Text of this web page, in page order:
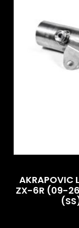
AKRAPOVIC
ZX-6R (09-